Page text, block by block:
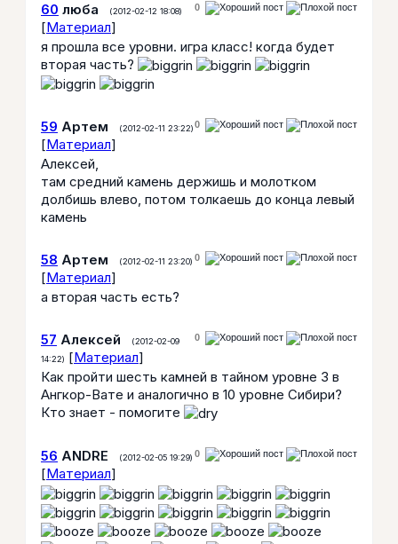
0
60 люба (2012-02-12 18:08)
[Материал]
я прошла все уровни. игра класс! когда будет
вторая часть?
0
59 Артем (2012-02-11 23:22)
[Материал]
Алексей,
там средний камень держишь и молотком
долбишь влево, потом толкаешь до конца левый
камень
0
58 Артем (2012-02-11 23:20)
[Материал]
а вторая часть есть?
0
57 Алексей
(2012-02-09
14:22) [Материал]
Как пройти шесть камней в тайном уровне 3 в
Ангкор-Вате и аналогично в 10 уровне Сибири?
Кто знает - помогите
0
56 ANDRE (2012-02-05 19:29)
[Материал]